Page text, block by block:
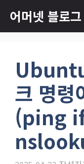
츠
어머넷 블로그
크 명령
(ping